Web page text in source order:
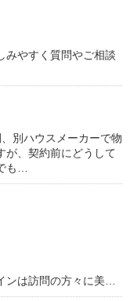
みやすく質問やご相談
別ハウスメーカーで物
が、契約前にどうして
も…
ンは訪問の方々に美…